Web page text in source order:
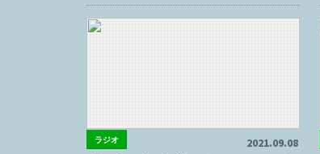
ラジオ 2021.09.08